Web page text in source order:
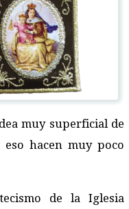
muy superficial de
hacen muy poco
de la Iglesia